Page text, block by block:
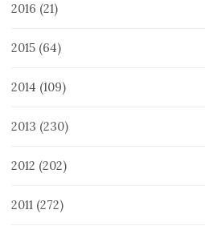
2016 (21)
2015 (64)
2014 (109)
2013 (230)
2012 (202)
2011 (272)